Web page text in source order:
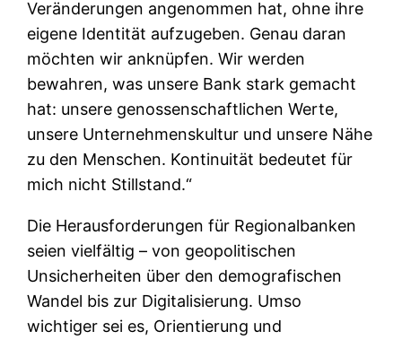
Veränderungen angenommen hat, ohne ihre
eigene Identität aufzugeben. Genau daran
möchten wir anknüpfen. Wir werden
bewahren, was unsere Bank stark gemacht
hat: unsere genossenschaftlichen Werte,
unsere Unternehmenskultur und unsere Nähe
zu den Menschen. Kontinuität bedeutet für
mich nicht Stillstand.“
Die Herausforderungen für Regionalbanken
seien vielfältig – von geopolitischen
Unsicherheiten über den demografischen
Wandel bis zur Digitalisierung. Umso
wichtiger sei es, Orientierung und